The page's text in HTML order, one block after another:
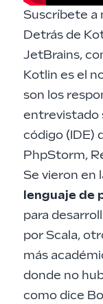
Suscríbete a
Detrás de
JetBrains,
Kotlin es el
son los
entrevistado
código (IDE)
PhpStorm,
Se vieron en
lenguaje de
para
por Scala,
más
donde no
como dice